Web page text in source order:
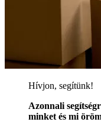
Hívjon, segítünk!
Azonnali
minket és mi